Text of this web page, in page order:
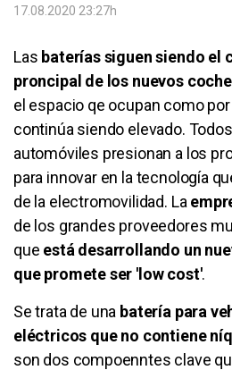
17.08.2020 23:27h
Las baterías siguen siendo el
proncipal de los nuevos
el espacio qe ocupan como
continúa siendo elevado.
automóviles presionan a los
para innovar en la tecnología
de la electromovilidad. La
de los grandes proveedores
que está desarrollando un
que promete ser 'low cost'.
Se trata de una batería para
eléctricos que no contiene
son dos compoenntes clave